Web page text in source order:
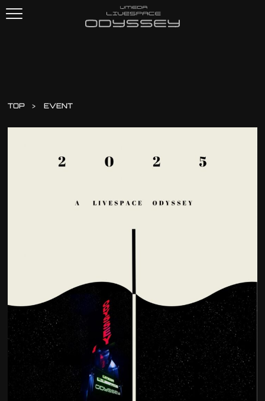
TOP EVENT